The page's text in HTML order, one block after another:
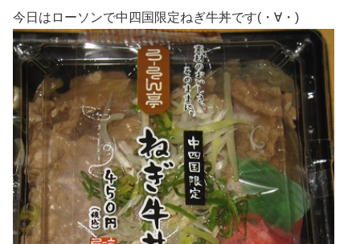
今日はローソンで中四国限定ねぎ牛丼です(・∀・)